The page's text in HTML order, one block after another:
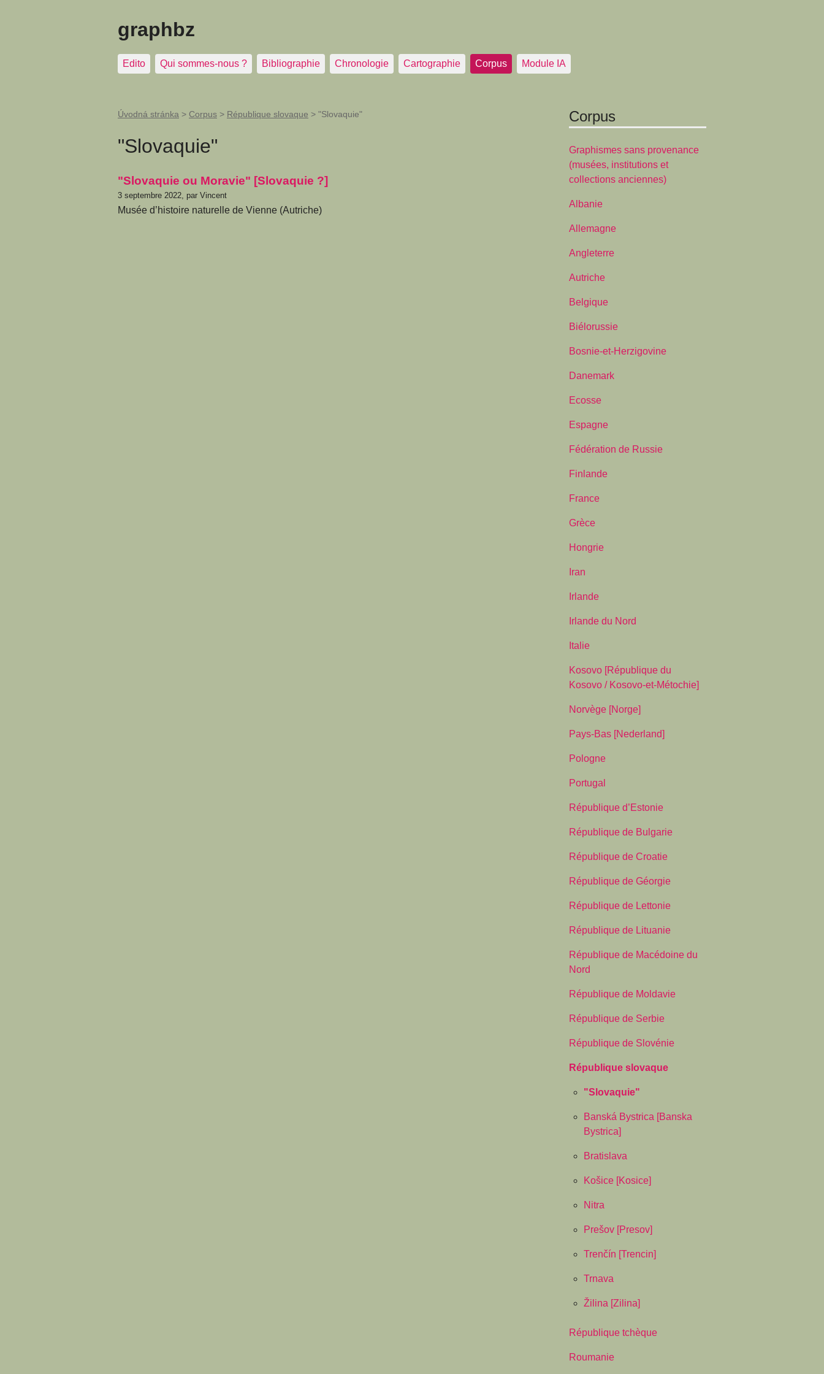
graphbz
Edito Qui sommes-nous ? Bibliographie Chronologie Cartographie Corpus Module IA
Úvodná stránka > Corpus > République slovaque > "Slovaquie"
"Slovaquie"
"Slovaquie ou Moravie" [Slovaquie ?]
3 septembre 2022, par Vincent
Musée d’histoire naturelle de Vienne (Autriche)
Corpus
Graphismes sans provenance
(musées, institutions et
collections anciennes)
Albanie
Allemagne
Angleterre
Autriche
Belgique
Biélorussie
Bosnie-et-Herzigovine
Danemark
Ecosse
Espagne
Fédération de Russie
Finlande
France
Grèce
Hongrie
Iran
Irlande
Irlande du Nord
Italie
Kosovo [République du
Kosovo / Kosovo-et-Métochie]
Norvège [Norge]
Pays-Bas [Nederland]
Pologne
Portugal
République d’Estonie
République de Bulgarie
République de Croatie
République de Géorgie
République de Lettonie
République de Lituanie
République de Macédoine du
Nord
République de Moldavie
République de Serbie
République de Slovénie
République slovaque
"Slovaquie"
Banská Bystrica [Banska
Bystrica]
Bratislava
Košice [Kosice]
Nitra
Prešov [Presov]
Trenčín [Trencin]
Trnava
Žilina [Zilina]
République tchèque
Roumanie